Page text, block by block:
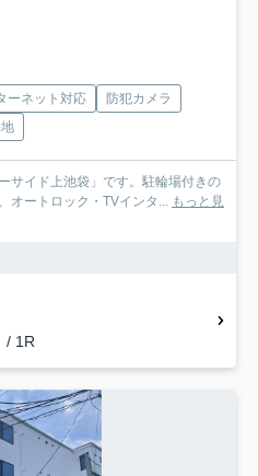
ーネット対応
防犯カメラ
サイド上池袋」です。駐輪場付きの
オートロック・TVインタ... もっと見
/ 1R